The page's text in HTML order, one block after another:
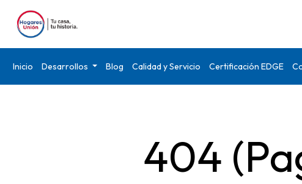
Inicio Desarrollos Blog Calidad y Servicio Certificación EDGE
404